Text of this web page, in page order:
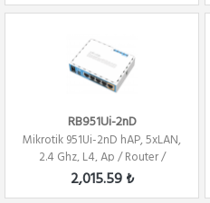
RB951Ui-2nD
Mikrotik 951Ui-2nD hAP, 5xLAN,
2.4 Ghz, L4, Ap / Router /
Firewal...
2,015.59 ₺